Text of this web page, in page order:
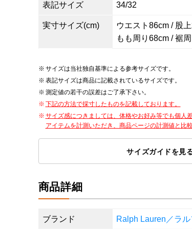
表記サイズ 34/32
実寸サイズ(cm)
ウエスト86cm / 股
もも周り68cm / 裾
サイズは当社独自基準による参考サイズです。
表記サイズは商品に記載されているサイズです。
測定値の若干の誤差はご了承下さい。
下記の方法で採寸したものを記載しております。
サイズ感につきましては、体格やお好み等でも個人
アイテムを計測いただき、商品ページの計測値と比
サイズガイドを見
商品詳細
ブランド Ralph Lauren／ラ